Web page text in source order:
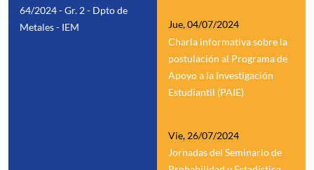
64/2024 - Gr. 2 - Dpto de
Metales - IEM
Jue, 04/07/2024
Charla informativa sobre la
postulación al Programa de
Apoyo a la Investigación
Estudiantil (PAIE)
Vie, 26/07/2024
Jornadas del Seminario de